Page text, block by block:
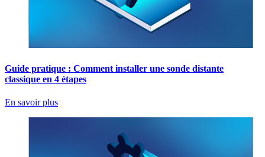
Guide pratique : Comment installer une sonde distante
classique en 4 étapes
En savoir plus